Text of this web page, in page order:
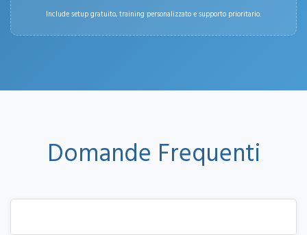
Include setup gratuito, training personalizzato e supporto prioritario.
Domande Frequenti